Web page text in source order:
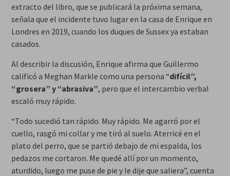
extracto del libro, que se publicará la próxima semana,
señala que el incidente tuvo lugar en la casa de Enrique en
Londres en 2019, cuando los duques de Sussex ya estaban
casados.
Al describir la discusión, Enrique afirma que Guillermo
calificó a Meghan Markle como una persona “difícil”,
“grosera” y “abrasiva”, pero que el intercambio verbal
escaló muy rápido.
“Todo sucedió tan rápido. Muy rápido. Me agarró por el
cuello, rasgó mi collar y me tiró al suelo. Aterricé en el
plato del perro, que se partió debajo de mi espalda, los
pedazos me cortaron. Me quedé allí por un momento,
aturdido, luego me puse de pie y le dije que saliera”, cuenta